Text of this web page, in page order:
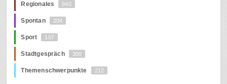
Regionales 940
Spontan 204
Sport 107
Stadtgespräch 300
Themenschwerpunkte 212